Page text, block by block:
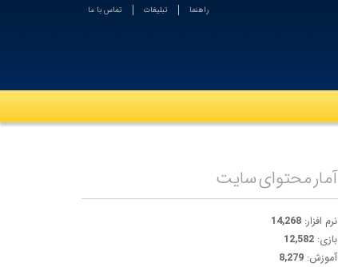
راهنما تبلیغات تماس با ما
آمار محتوای سایت
نرم افزار: 14,268
بازی: 12,582
آموزش: 8,279